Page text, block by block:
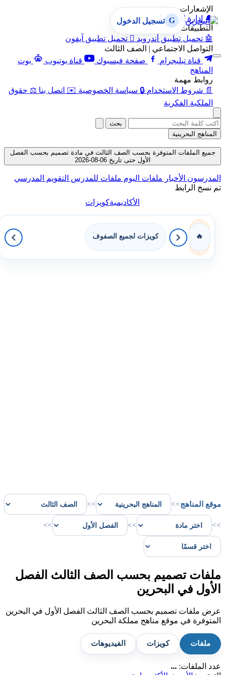
الإشعارات
🔔 إدارة الإشعارات
التطبيقات
🤖 تحميل تطبيق أندرويد  تحميل تطبيق آيفون
التواصل الاجتماعي | الصف الثالث
قناة تيليجرام
صفحة فيسبوك قناة يوتيوب
بوت
المناهج
روابط مهمة
📄 شروط الاستخدام 🔒 سياسة الخصوصية ✉️ اتصل بنا ⚖️ حقوق
الملكية الفكرية
G تسجيل الدخول
بحث
المناهج البحرينية
جميع الملفات المتوفرة بحسب الصف الثالث في مادة تصميم بحسب الفصل
الأول حتى تاريخ 06-08-2026
المدرسون الأخبار ملفات اليوم ملفات للمدرس التقويم المدرسي
تم نسخ الرابط
الأكاديميةكويزات
🔥 كويزات لجميع الصفوف
موقع المناهج>>
>>
>>
>>
>>
ملفات تصميم بحسب الصف الثالث الفصل
الأول في البحرين
عرض ملفات تصميم بحسب الصف الثالث الفصل الأول في البحرين
المتوفرة في موقع مناهج مملكة البحرين
ملفات كويزات الفيديوهات
عدد الملفات: ...